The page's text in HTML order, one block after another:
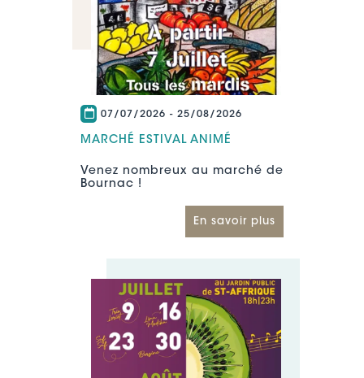
07/07/2026 - 25/08/2026
MARCHÉ ESTIVAL ANIMÉ
Venez nombreux au marché de
Bournac !
En savoir plus